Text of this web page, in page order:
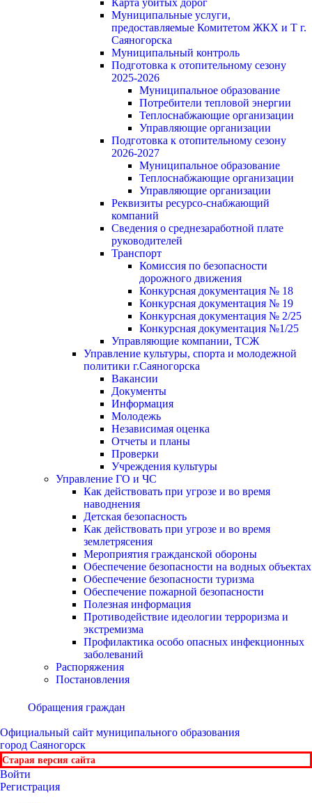
Карта убитых дорог
Муниципальные услуги,
предоставляемые Комитетом ЖКХ и Т г.
Саяногорска
Муниципальный контроль
Подготовка к отопительному сезону
2025-2026
Муниципальное образование
Потребители тепловой энергии
Теплоснабжающие организации
Управляющие организации
Подготовка к отопительному сезону
2026-2027
Муниципальное образование
Теплоснабжающие организации
Управляющие организации
Реквизиты ресурсо-снабжающий
компаний
Сведения о среднезаработной плате
руководителей
Транспорт
Комиссия по безопасности
дорожного движения
Конкурсная документация № 18
Конкурсная документация № 19
Конкурсная документация № 2/25
Конкурсная документация №1/25
Управляющие компании, ТСЖ
Управление культуры, спорта и молодежной
политики г.Саяногорска
Вакансии
Документы
Информация
Молодежь
Независимая оценка
Отчеты и планы
Проверки
Учреждения культуры
Управление ГО и ЧС
Как действовать при угрозе и во время
наводнения
Детская безопасность
Как действовать при угрозе и во время
землетрясения
Мероприятия гражданской обороны
Обеспечение безопасности на водных объектах
Обеспечение безопасности туризма
Обеспечение пожарной безопасности
Полезная информация
Противодействие идеологии терроризма и
экстремизма
Профилактика особо опасных инфекционных
заболеваний
Распоряжения
Постановления
Обращения граждан
Официальный сайт муниципального образования
город Саяногорск
Старая версия сайта
Войти
Регистрация